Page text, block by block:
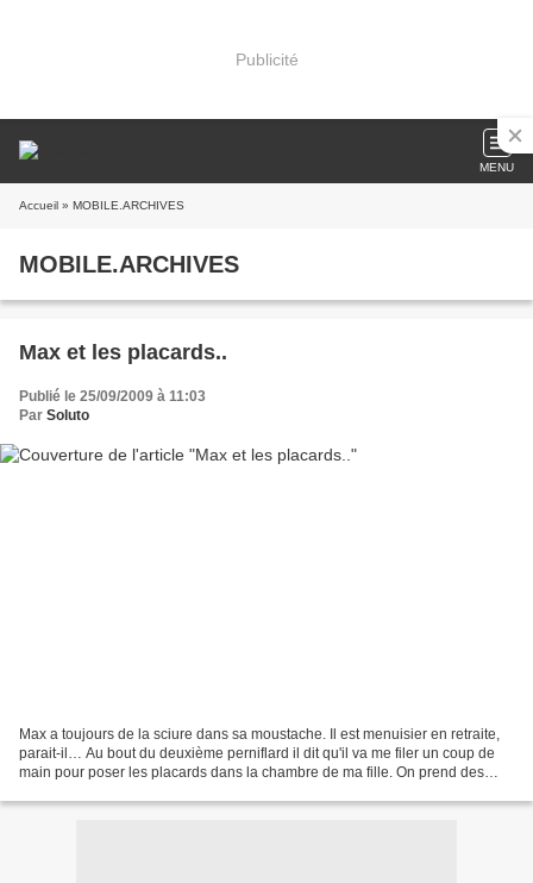
Publicité
MENU
Accueil » MOBILE.ARCHIVES
MOBILE.ARCHIVES
Max et les placards..
Publié le 25/09/2009 à 11:03
Par Soluto
Max a toujours de la sciure dans sa moustache. Il est menuisier en retraite,
parait-il… Au bout du deuxième perniflard il dit qu'il va me filer un coup de
main pour poser les placards dans la chambre de ma fille. On prend des